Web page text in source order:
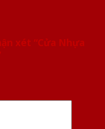
xét “Cửa Nhựa